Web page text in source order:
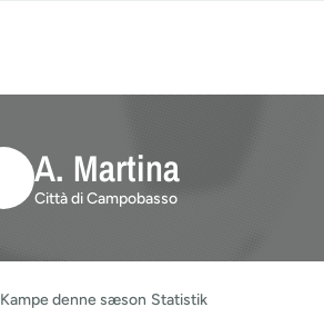
A. Martina
Città di Campobasso
Kampe denne sæson Statistik